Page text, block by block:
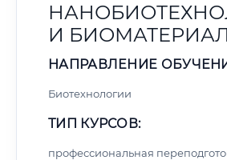
И
НАПРАВЛЕНИЕ
Биотехнологии
ТИП КУРСОВ:
профессиональная